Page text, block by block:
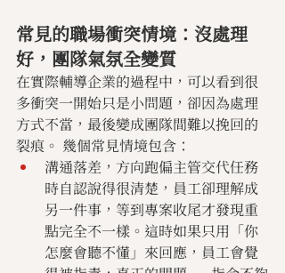
常見的職場衝突情境：沒處理
好，團隊氣氛全變質
在實際輔導企業的過程中，可以看到很
多衝突一開始只是小問題，卻因為處理
方式不當，最後變成團隊間難以挽回的
裂痕。 幾個常見情境包含：
溝通落差，方向跑偏主管交代任務
時自認說得很清楚，員工卻理解成
另一件事，等到專案收尾才發現重
點完全不一樣。這時如果只用「你
怎麼會聽不懂」來回應，員工會覺